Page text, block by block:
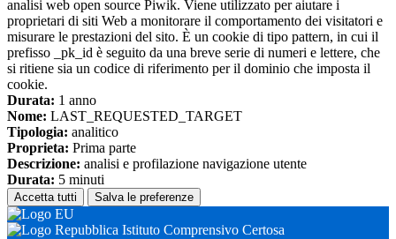
analisi web open source Piwik. Viene utilizzato per aiutare i
proprietari di siti Web a monitorare il comportamento dei visitatori e
misurare le prestazioni del sito. È un cookie di tipo pattern, in cui il
prefisso _pk_id è seguito da una breve serie di numeri e lettere, che
si ritiene sia un codice di riferimento per il dominio che imposta il
cookie.
Durata: 1 anno
Nome: LAST_REQUESTED_TARGET
Tipologia: analitico
Proprieta: Prima parte
Descrizione: analisi e profilazione navigazione utente
Durata: 5 minuti
Accetta tutti Salva le preferenze
Istituto Comprensivo Certosa